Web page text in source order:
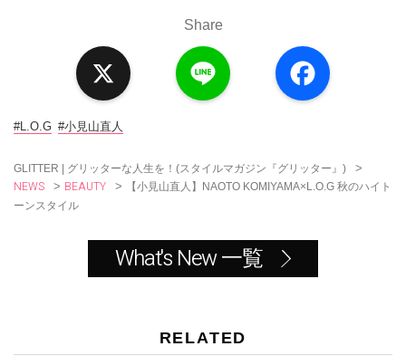
Share
a
c
#L.O.G #小見山直人
GLITTER | グリッターな人生を！(スタイルマガジン『グリッター』) >
NEWS > BEAUTY >
【小見山直人】NAOTO KOMIYAMA×L.O.G 秋のハイト
ーンスタイル
What's New 一覧
RELATED